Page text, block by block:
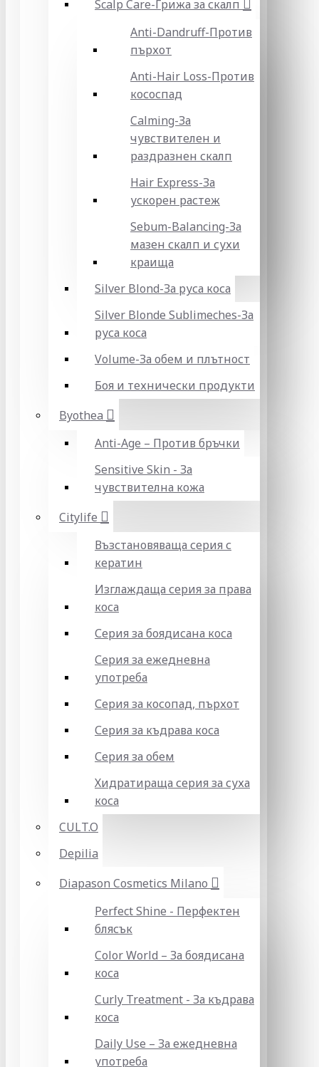
Scalp Care-Грижа за скалп
Anti-Dandruff-Против
пърхот
Anti-Hair Loss-Против
кососпад
Calming-За
чувствителен и
раздразнен скалп
Hair Express-За
ускорен растеж
Sebum-Balancing-За
мазен скалп и сухи
краища
Silver Blond-За руса коса
Silver Blonde Sublіmeches-За
руса коса
Volume-За обем и плътност
Боя и технически продукти
Byothea
Anti-Age – Против бръчки
Sensitive Skin - За
чувствителна кожа
Citylife
Възстановяваща серия с
кератин
Изглаждаща серия за права
коса
Серия за боядисана коса
Серия за ежедневна
употреба
Серия за косопад, пърхот
Серия за къдрава коса
Серия за обем
Хидратираща серия за суха
коса
CULT.O
Depilia
Diapason Cosmetics Milano
Perfect Shine - Перфектен
блясък
Color World – За боядисана
коса
Curly Treatment - За къдрава
коса
Daily Use – За ежедневна
употреба